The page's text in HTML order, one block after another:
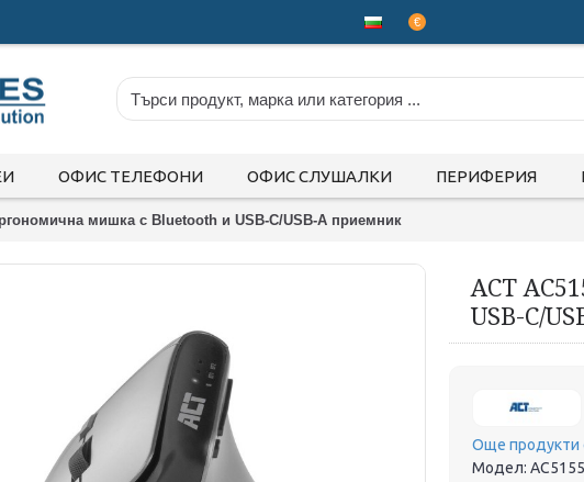
€
ОФИС ТЕЛЕФОНИ ОФИС СЛУШАЛКИ ПЕРИФЕРИЯ
мишка с Bluetooth и USB-C/USB-A приемник
ACT
USB-C/
Още продукти
Модел: AC5155